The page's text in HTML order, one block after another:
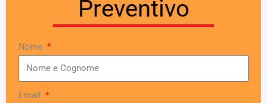
Preventivo
Nome
Email